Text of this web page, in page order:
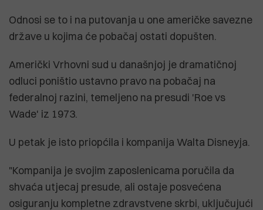
Odnosi se to i na putovanja u one američke savezne
države u kojima će pobačaj ostati dopušten.
Američki Vrhovni sud u današnjoj je dramatičnoj
odluci poništio ustavno pravo na pobačaj na
federalnoj razini, temeljeno na presudi 'Roe vs
Wade' iz 1973.
U petak je isto priopćila i kompanija Walta Disneyja.
"Kompanija je svojim zaposlenicama poručila da
shvaća utjecaj presude, ali ostaje posvećena
osiguranju kompletne zdravstvene skrbi, uključujući